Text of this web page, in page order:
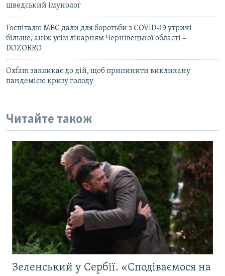
шведський імунолог
Госпіталю МВС дали для боротьби з COVID-19 утричі
більше, аніж усім лікарням Чернівецької області –
DOZORRO
Oxfam закликає до дій, щоб припинити викликану
пандемією кризу голоду
Читайте також
Зеленський у Сербії. «Сподіваємося на